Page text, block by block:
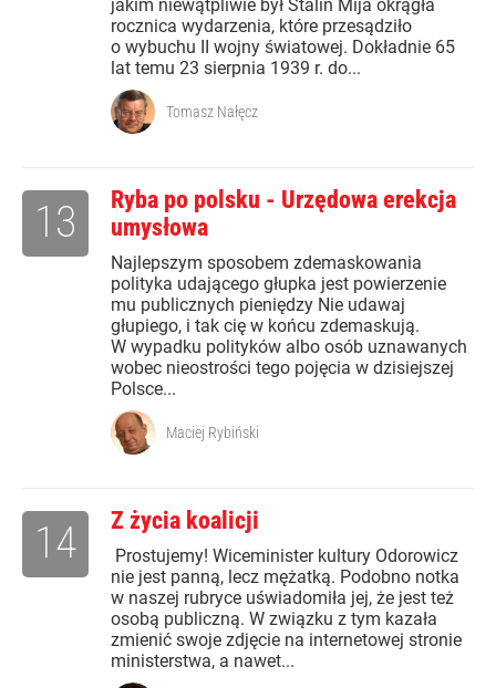
jakim niewątpliwie był Stalin Mija okrągła
rocznica wydarzenia, które przesądziło
o wybuchu II wojny światowej. Dokładnie 65
lat temu 23 sierpnia 1939 r. do...
Tomasz Nałęcz
Ryba po polsku - Urzędowa erekcja
umysłowa
Najlepszym sposobem zdemaskowania
polityka udającego głupka jest powierzenie
mu publicznych pieniędzy Nie udawaj
głupiego, i tak cię w końcu zdemaskują.
W wypadku polityków albo osób uznawanych
wobec nieostrości tego pojęcia w dzisiejszej
Polsce...
13
Maciej Rybiński
Z życia koalicji
Prostujemy! Wiceminister kultury Odorowicz
nie jest panną, lecz mężatką. Podobno notka
w naszej rubryce uświadomiła jej, że jest też
osobą publiczną. W związku z tym kazała
zmienić swoje zdjęcie na internetowej stronie
ministerstwa, a nawet...
14